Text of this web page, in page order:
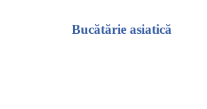
Bucătărie asiatică